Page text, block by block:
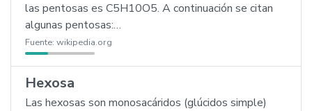
las pentosas es C5H10O5. A continuación se citan
algunas pentosas:…
Fuente: wikipedia.org
Hexosa
Las hexosas son monosacáridos (glúcidos simple)